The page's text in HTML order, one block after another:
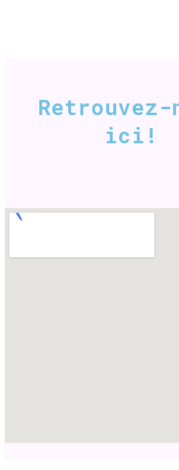
Retrouvez-
ici!